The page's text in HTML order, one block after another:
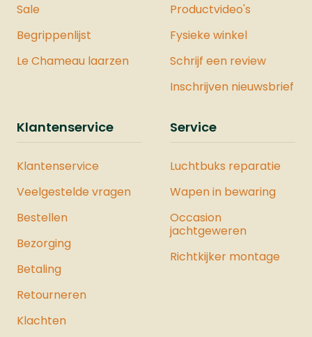
Sale
Begrippenlijst
Le Chameau laarzen
Productvideo's
Fysieke winkel
Schrijf een review
Inschrijven nieuwsbrief
Klantenservice
Klantenservice
Veelgestelde vragen
Bestellen
Bezorging
Betaling
Retourneren
Klachten
Service
Luchtbuks reparatie
Wapen in bewaring
Occasion
jachtgeweren
Richtkijker montage